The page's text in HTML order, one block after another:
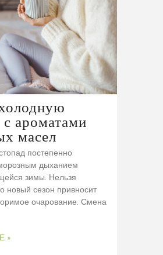
с ароматами
масел
постепенно
дыханием
зимы. Нельзя
новый сезон привносит
очарование. Смена
»